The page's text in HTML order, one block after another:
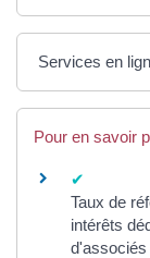
Services en
Pour en savoir
Taux de
intérêts
d'associés